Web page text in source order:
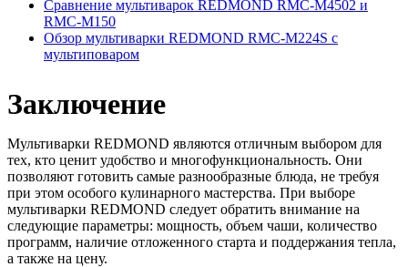
Сравнение мультиварок REDMOND RMC-M4502 и
RMC-M150
Обзор мультиварки REDMOND RMC-M224S с
мультиповаром
Заключение
Мультиварки REDMOND являются отличным выбором для
тех, кто ценит удобство и многофункциональность. Они
позволяют готовить самые разнообразные блюда, не требуя
при этом особого кулинарного мастерства. При выборе
мультиварки REDMOND следует обратить внимание на
следующие параметры: мощность, объем чаши, количество
программ, наличие отложенного старта и поддержания тепла,
а также на цену.